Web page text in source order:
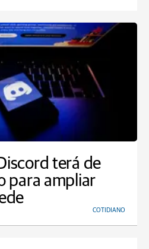
terá de
para ampliar
COTIDIANO